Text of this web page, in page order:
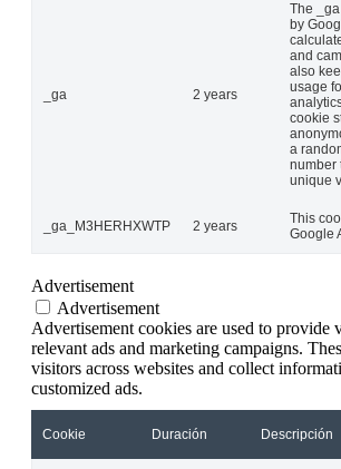
_ga 2 years
The
by
and
also
usage
cookie
a
number
unique
_ga_M3HERHXWTP 2 years
This
Google
Advertisement
Advertisement
Advertisement cookies are used to provide
relevant ads and marketing campaigns.
visitors across websites and collect
customized ads.
Cookie Duración Descripción